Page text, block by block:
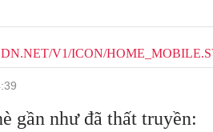
gần như đã thất truyền: